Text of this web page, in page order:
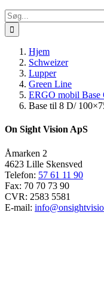
Søg
efter:
Hjem
Schweizer
Lupper
Green Line
ERGO mobil Base
Base til 8 D/
On Sight Vision ApS
Åmarken 2
4623 Lille Skensved
Telefon: 57 61 11 90
Fax: 70 70 73 90
CVR: 2583 5581
E-mail: